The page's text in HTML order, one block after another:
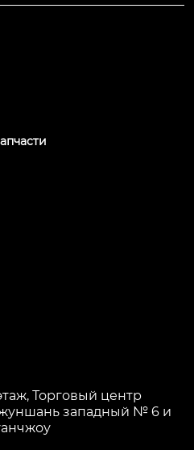
Торговый центр
западный № 6 и